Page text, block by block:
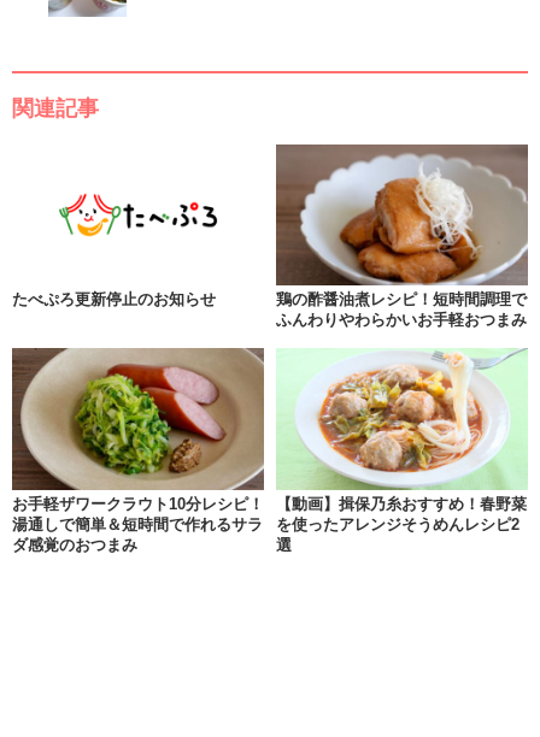
関連記事
たべぷろ更新停止のお知らせ
鶏の酢醤油煮レシピ！短時間調理で
ふんわりやわらかいお手軽おつまみ
お手軽ザワークラウト10分レシピ！
湯通しで簡単＆短時間で作れるサラ
ダ感覚のおつまみ
【動画】揖保乃糸おすすめ！春野菜
を使ったアレンジそうめんレシピ2
選